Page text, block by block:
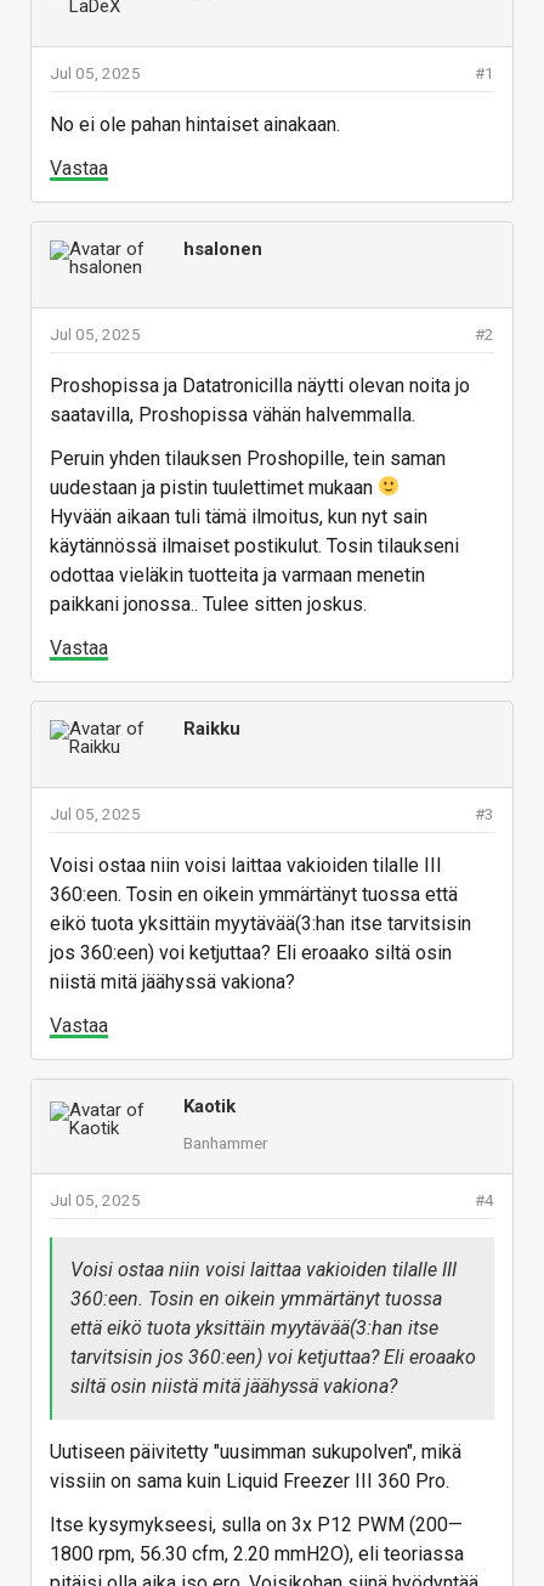
#1
Jul 05, 2025
No ei ole pahan hintaiset ainakaan.
Vastaa
hsalonen
#2
Jul 05, 2025
Proshopissa ja Datatronicilla näytti olevan noita jo
saatavilla, Proshopissa vähän halvemmalla.
Peruin yhden tilauksen Proshopille, tein saman
uudestaan ja pistin tuulettimet mukaan
Hyvään aikaan tuli tämä ilmoitus, kun nyt sain
käytännössä ilmaiset postikulut. Tosin tilaukseni
odottaa vieläkin tuotteita ja varmaan menetin
paikkani jonossa.. Tulee sitten joskus.
Vastaa
Raikku
#3
Jul 05, 2025
Voisi ostaa niin voisi laittaa vakioiden tilalle III
360:een. Tosin en oikein ymmärtänyt tuossa että
eikö tuota yksittäin myytävää(3:han itse tarvitsisin
jos 360:een) voi ketjuttaa? Eli eroaako siltä osin
niistä mitä jäähyssä vakiona?
Vastaa
Kaotik
Banhammer
#4
Jul 05, 2025
Voisi ostaa niin voisi laittaa vakioiden tilalle III
360:een. Tosin en oikein ymmärtänyt tuossa
että eikö tuota yksittäin myytävää(3:han itse
tarvitsisin jos 360:een) voi ketjuttaa? Eli eroaako
siltä osin niistä mitä jäähyssä vakiona?
Uutiseen päivitetty "uusimman sukupolven", mikä
vissiin on sama kuin Liquid Freezer III 360 Pro.
Itse kysymykseesi, sulla on 3x P12 PWM (200—
1800 rpm, 56.30 cfm, 2.20 mmH2O), eli teoriassa